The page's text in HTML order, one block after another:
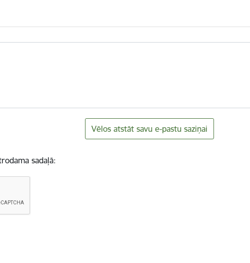
Vēlos atstāt savu e-pastu saziņai
sadaļā: